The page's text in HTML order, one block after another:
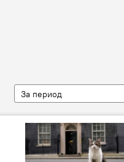
За период